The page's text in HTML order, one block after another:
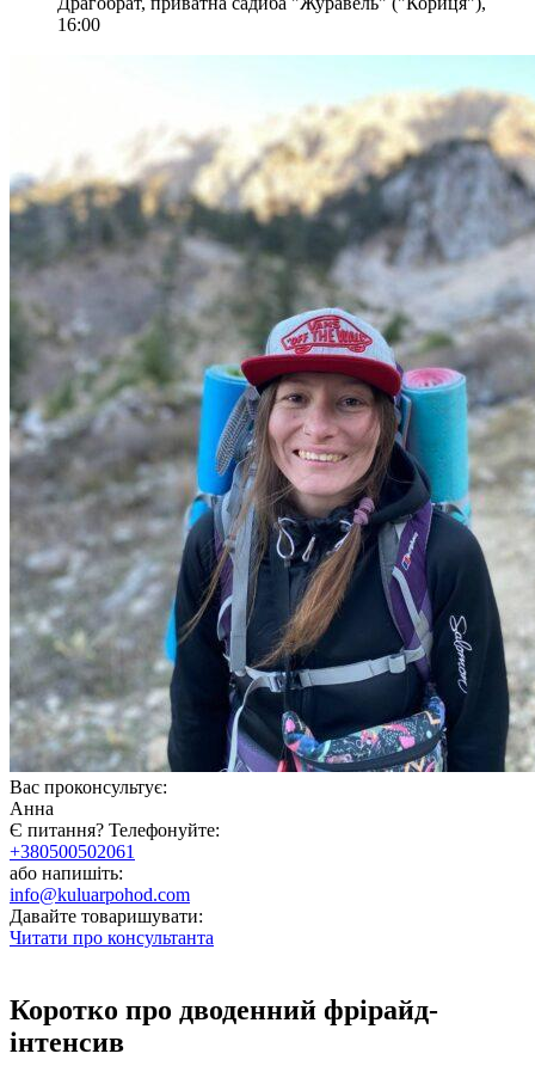
16:00
Вас проконсультує:
Анна
Є питання? Телефонуйте:
+380500502061
або напишіть:
info@kuluarpohod.com
Давайте товаришувати:
Читати про консультанта
Коротко про дводенний фрірайд-
інтенсив